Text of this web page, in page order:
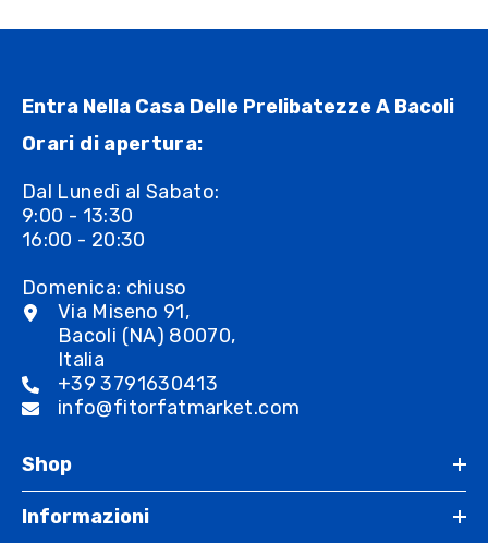
Entra Nella Casa Delle Prelibatezze A Bacoli
Orari di apertura:
Dal Lunedì al Sabato:
9:00 - 13:30
16:00 - 20:30
Domenica: chiuso
Via Miseno 91,
Bacoli (NA) 80070,
Italia
+39 3791630413
info@fitorfatmarket.com
Shop
Informazioni